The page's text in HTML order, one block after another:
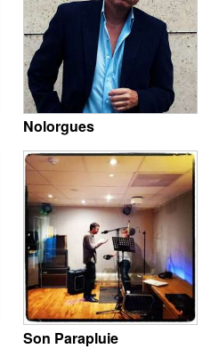
Nolorgues
Son Parapluie